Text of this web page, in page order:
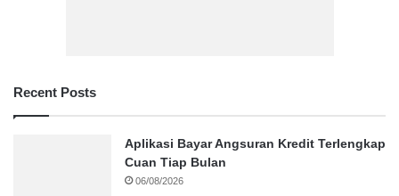
Recent Posts
Aplikasi Bayar Angsuran Kredit Terlengkap
Cuan Tiap Bulan
06/08/2026